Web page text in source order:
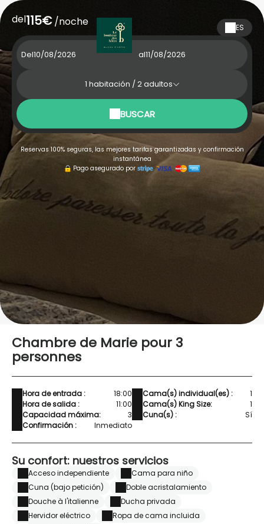
ES
del115€/noche
Del al
1 habitación /2adultos
BUSCAR
Reservas 100% seguras, las mejores tarifas garantizadas y confirmación
instantánea
Pago asegurado por
Chambre de Marie pour 3
personnes
Hora de entrada :
18:00
Hora de salida :
11:00
Capacidad máxima:
3
Confirmación :
Inmediato
Cama(s) individual(es) :
1
Cama(s) King Size:
1
Cuna(s) :
Sí
Su confort: nuestros servicios
Acceso independiente
Cama para niño
Cuna (bajo petición)
Doble acristalamiento
Douche à l'italienne
Ducha privada
Hervidor eléctrico
Ropa de cama incluida